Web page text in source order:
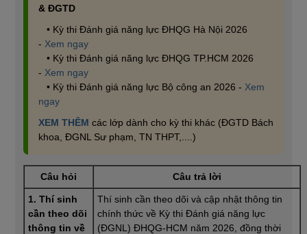
& ĐGTD
• Kỳ thi Đánh giá năng lực ĐHQG Hà Nội 2026
- Xem ngay
• Kỳ thi Đánh giá năng lực ĐHQG TP.HCM 2026
- Xem ngay
• Kỳ thi Đánh giá năng lực Bộ công an 2026 - Xem
ngay
XEM THÊM các lớp dành cho kỳ thi khác (ĐGTD Bách
khoa, ĐGNL Sư phạm, TN THPT,....)
Câu hỏi Câu trả lời
1. Thí sinh
cần theo dõi
thông tin về
Thí sinh cần theo dõi và cập nhật thông tin
chính thức về Kỳ thi Đánh giá năng lực
(ĐGNL) ĐHQG-HCM năm 2026, đồng thời